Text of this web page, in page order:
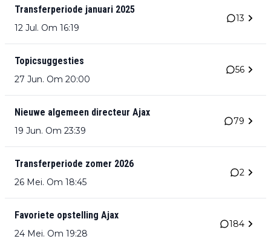
Transferperiode januari 2025
12 Jul. Om 16:19
13
Topicsuggesties
27 Jun. Om 20:00
56
Nieuwe algemeen directeur Ajax
19 Jun. Om 23:39
79
Transferperiode zomer 2026
26 Mei. Om 18:45
2
Favoriete opstelling Ajax
24 Mei. Om 19:28
184